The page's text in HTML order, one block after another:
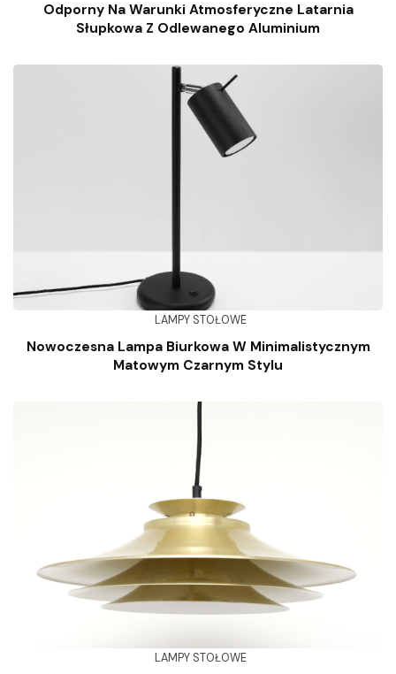
Odporny Na Warunki Atmosferyczne Latarnia
Słupkowa Z Odlewanego Aluminium
LAMPY STOŁOWE
Nowoczesna Lampa Biurkowa W Minimalistycznym
Matowym Czarnym Stylu
LAMPY STOŁOWE